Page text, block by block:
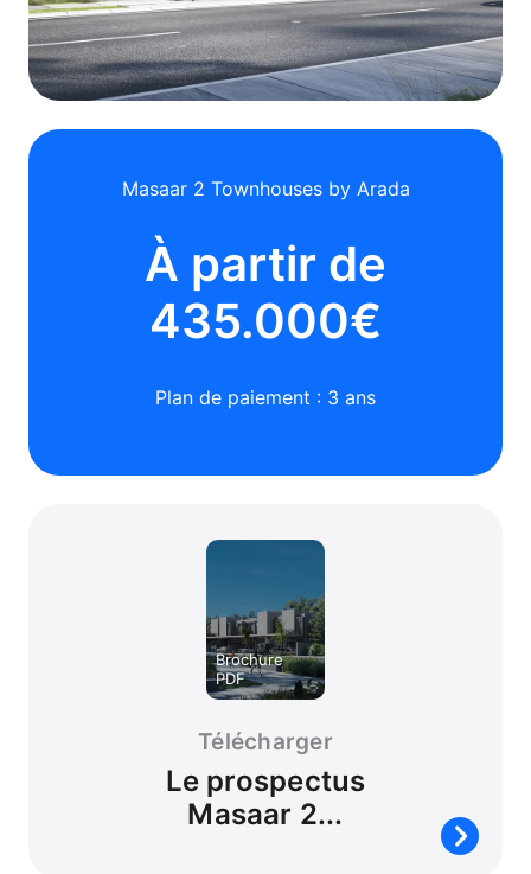
Masaar 2 Townhouses by Arada
À partir de
435.000€
Plan de paiement : 3 ans
Télécharger
Le prospectus
Masaar 2...